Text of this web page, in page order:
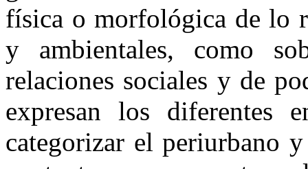
física o morfológica de lo
y ambientales, como
relaciones sociales y de
expresan los diferentes
categorizar el periurbano